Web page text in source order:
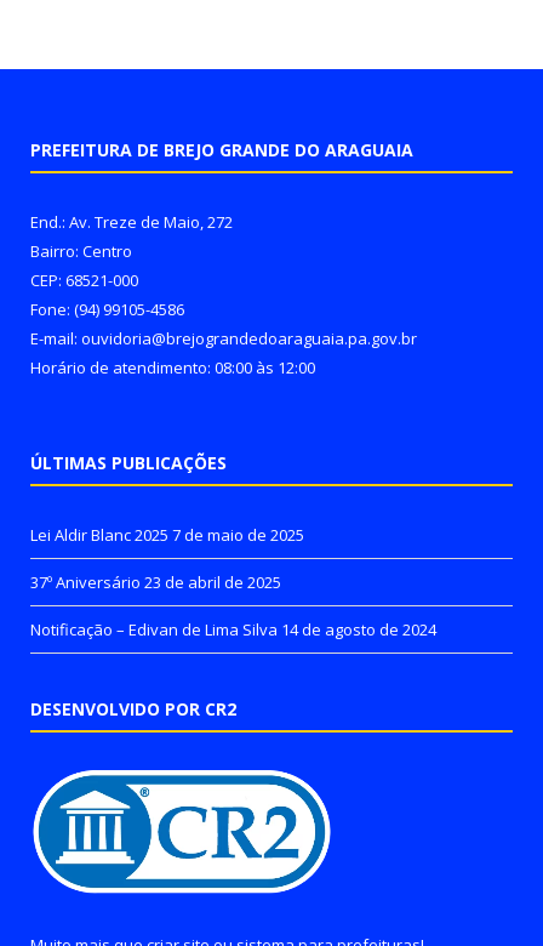
PREFEITURA DE BREJO GRANDE DO ARAGUAIA
End.: Av. Treze de Maio, 272
Bairro: Centro
CEP: 68521-000
Fone: (94) 99105-4586
E-mail: ouvidoria@brejograndedoaraguaia.pa.gov.br
Horário de atendimento: 08:00 às 12:00
ÚLTIMAS PUBLICAÇÕES
Lei Aldir Blanc 2025 7 de maio de 2025
37º Aniversário 23 de abril de 2025
Notificação – Edivan de Lima Silva 14 de agosto de 2024
DESENVOLVIDO POR CR2